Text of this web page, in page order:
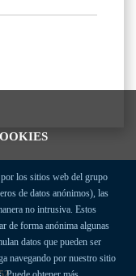
los sitios web del grupo
de datos anónimos), las
no intrusiva. Estos
de forma anónima algunas
datos que pueden ser
navegando por nuestro sitio